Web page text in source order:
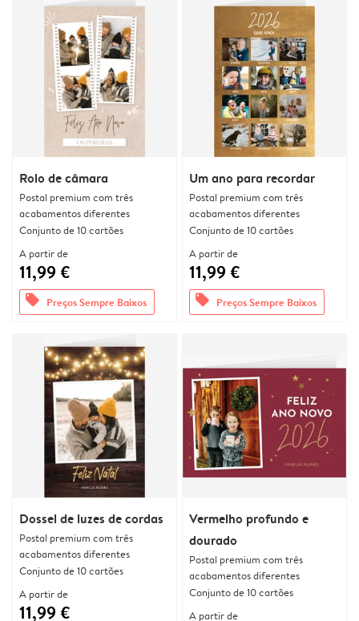
Rolo de câmara
Postal premium com três
acabamentos diferentes
Conjunto de 10 cartões
A partir de
11,99 €
offers Preços Sempre Baixos
Um ano para recordar
Postal premium com três
acabamentos diferentes
Conjunto de 10 cartões
A partir de
11,99 €
offers Preços Sempre Baixos
Dossel de luzes de cordas
Postal premium com três
acabamentos diferentes
Conjunto de 10 cartões
A partir de
11,99 €
Vermelho profundo e
dourado
Postal premium com três
acabamentos diferentes
Conjunto de 10 cartões
A partir de